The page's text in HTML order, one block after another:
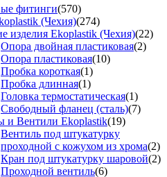
фитинги(570)
(Чехия)(274)
изделия Ekoplastik (Чехия)(22)
Опора двойная пластиковая(2)
Опора пластиковая(10)
Пробка короткая(1)
Пробка длинная(1)
Головка термостатическая(1)
Свободный фланец (сталь)(7)
и Вентили Ekoplastik(19)
Вентиль под штукатурку
проходной с кожухом из хрома(2)
Кран под штукатурку шаровой(2)
Проходной вентиль(6)